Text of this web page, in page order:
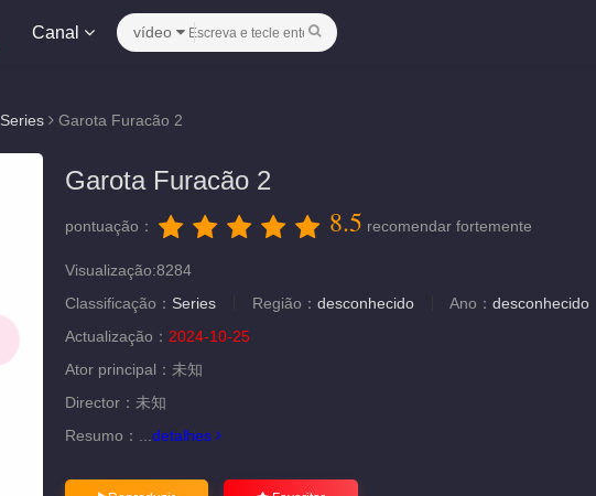
Canal vídeo
Series Garota Furacão 2
Garota Furacão 2
pontuação： 8.5 recomendar fortemente
Visualização:8284
Classificação： Series Região： desconhecido Ano： desconhecido
Actualização： 2024-10-25
Ator principal： 未知
Director： 未知
Resumo：
detalhes